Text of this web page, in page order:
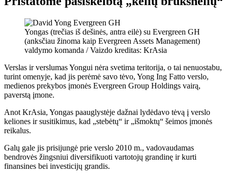
Yongas (trečias iš dešinės, antra eilė) su Evergreen GH
(anksčiau žinoma kaip Evergreen Assets Management)
valdymo komanda / Vaizdo kreditas: KrAsia
Verslas ir verslumas Yongui nėra svetima teritorija, o tai nenuostabu,
turint omenyje, kad jis perėmė savo tėvo, Yong Ing Fatto verslo,
medienos prekybos įmonės Evergreen Group Holdings vairą,
paverstą įmone.
Anot KrAsia, Yongas paauglystėje dažnai lydėdavo tėvą į verslo
keliones ir susitikimus, kad „stebėtų“ ir „išmoktų“ šeimos įmonės
reikalus.
Galų gale jis prisijungė prie verslo 2010 m., vadovaudamas
bendrovės žingsniui diversifikuoti vartotojų grandinę ir kurti
finansines bei investicijų grandis.